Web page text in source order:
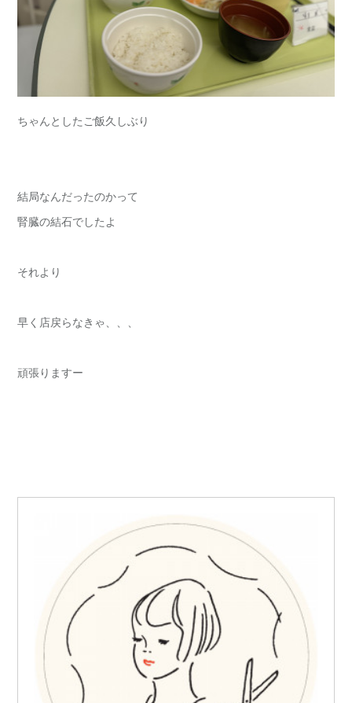
ちゃんとしたご飯久しぶり
結局なんだったのかって
腎臓の結石でしたよ
それより
早く店戻らなきゃ、、、
頑張りますー